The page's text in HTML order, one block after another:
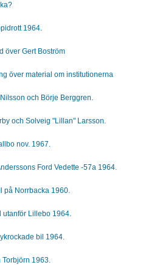
1964.
över Gert Boström
över material om institutionerna
och Börje Berggren.
och Solveig "Lillan" Larsson.
nov. 1967.
Ford Vedette -57a 1964.
på Norrbacka 1960.
utanför Lillebo 1964.
bil 1964.
Torbjörn 1963.